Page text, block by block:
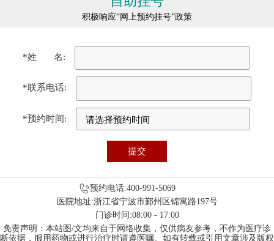
积极响应“网上预约挂号”政策
*姓 名:
*联系电话:
*预约时间:
预约电话:400-991-5069
医院地址:浙江省宁波市鄞州区锦寓路197号
门诊时间:08:00 - 17:00
免责声明：本站图/文均来自于网络收集，仅供病友参考，不作为医疗诊
断依据，服用药物或进行治疗时请遵医嘱。如有转载或引用文章涉及版权